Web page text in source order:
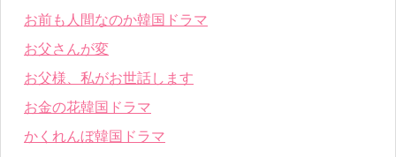
お前も人間なのか韓国ドラマ
お父さんが変
お父様、私がお世話します
お金の花韓国ドラマ
かくれんぼ韓国ドラマ